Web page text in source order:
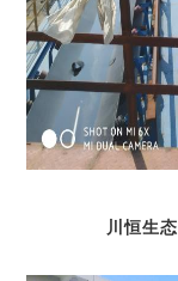
川恒生态